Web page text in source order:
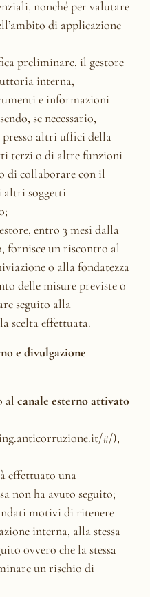
nonché per valutare
di applicazione
preliminare, il gestore
interna,
e informazioni
se necessario,
altri uffici della
terzi o di altre funzioni
di collaborare con il
altri soggetti
entro 3 mesi dalla
fornisce un riscontro al
o alla fondatezza
delle misure previste o
seguito alla
scelta effettuata.
e divulgazione
al canale esterno attivato
#/),
effettuato una
non ha avuto seguito;
motivi di ritenere
interna, alla stessa
ovvero che la stessa
un rischio di